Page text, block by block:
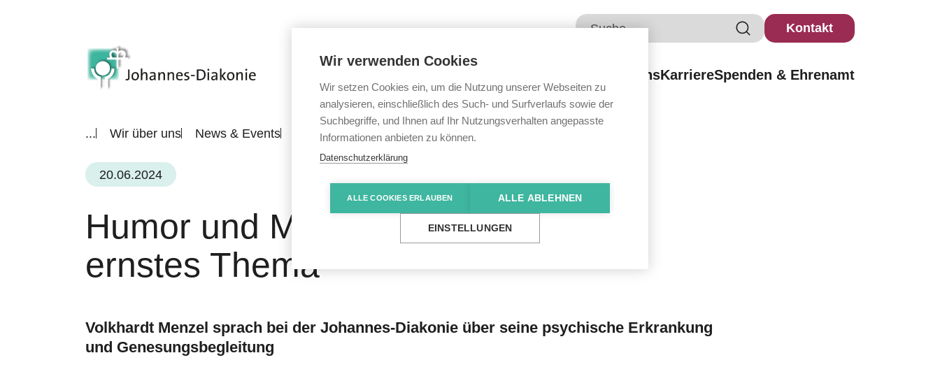
Kontakt
Wir über unsKarriereSpenden & Ehrenamt
... Wir über uns News & Events Alle News Humor und Musik umrahmten ein ernstes Thema
20.06.2024
Humor und Musik umrahmten ein
ernstes Thema
Volkhardt Menzel sprach bei der Johannes-Diakonie über seine psychische Erkrankung
und Genesungsbegleitung
Wir verwenden Cookies
Wir setzen Cookies ein, um die Nutzung unserer Webseiten zu
analysieren, einschließlich des Such- und Surfverlaufs sowie der
Suchbegriffe, und Ihnen auf Ihr Nutzungsverhalten angepasste
Informationen anbieten zu können.
Datenschutzerklärung
ALLE COOKIES ERLAUBEN ALLE ABLEHNEN
EINSTELLUNGEN